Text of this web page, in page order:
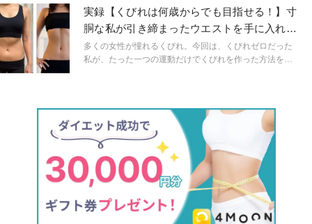
ご紹介します。
実録【くびれは何歳からでも目指せる！】寸
胴な私が引き締まったウエストを手に入れた
側屈ストレッチ
多くの女性が憧れるくびれ。今回は、くびれゼロだった
私が、たった一つの運動だけでくびれを作った方法をお